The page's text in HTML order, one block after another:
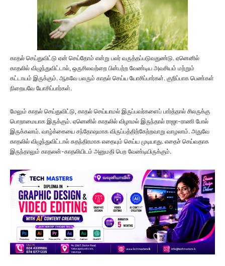
காதல் செய்துவிட்டு ஏன் செய்தோம் என்று பலர் வருத்தப்படுவதுண்டு. ஏனெனில்
காதலில் விழுந்துவிட்டால், ஒருசிலவற்றை பின்பற்ற வேண்டிய அவசியம் மற்றும்
கட்டாயம் இருக்கும். ஆகவே பலரும் காதல் செய்ய யோசிப்பார்கள். குறிப்பாக பெண்கள்
நிறையவே யோசிப்பார்கள்.
மேலும் காதல் செய்துவிட்டு, காதல் செய்யாமல் இருப்பவர்களைப் பார்த்தால் சிலருக்கு
பொறாமையாக இருக்கும். ஏனெனில் காதலில் விழாமல் இருந்தால் ராஜா-ராணி போல்
இருக்கலாம். வாழ்க்கையை சந்தோஷமாக விருப்பத்திற்கேற்றவாறு வாழலாம். அதுவே
காதலில் விழுந்துவிட்டால் சுதந்திரமாக எதையும் செய்ய முடியாது. எதைச் செய்வதாக
இருந்தாலும் காதலன்-காதலியிடம் அனுமதி பெற வேண்டியிருக்கும்.